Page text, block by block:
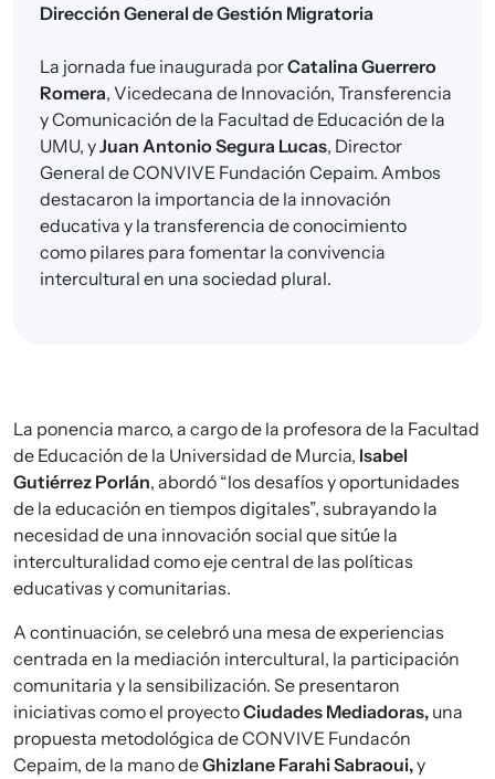
Dirección General de Gestión Migratoria
La jornada fue inaugurada porCatalina Guerrero
Romera, Vicedecana de Innovación, Transferencia
y Comunicación de la Facultad de Educación de la
UMU, yJuan Antonio Segura Lucas, Director
General de CONVIVE Fundación Cepaim. Ambos
destacaron la importancia de la innovación
educativa y la transferencia de conocimiento
como pilares para fomentar la convivencia
intercultural en una sociedad plural.
La ponencia marco, a cargo de la profesora de la Facultad
de Educación de la Universidad de Murcia, Isabel
Gutiérrez Porlán, abordó “los desafíos y oportunidades
de la educación en tiempos digitales”, subrayando la
necesidad de una innovación social que sitúe la
interculturalidad como eje central de las políticas
educativas y comunitarias.
A continuación, se celebró una mesa de experiencias
centrada en la mediación intercultural, la participación
comunitaria y la sensibilización. Se presentaron
iniciativas como el proyectoCiudades Mediadoras, una
propuesta metodológica de CONVIVE Fundacón
Cepaim, de la mano deGhizlane Farahi Sabraoui,y